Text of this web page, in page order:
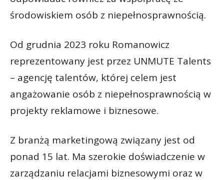
środowiskiem osób z niepełnosprawnością.
Od grudnia 2023 roku Romanowicz
reprezentowany jest przez UNMUTE Talents
– agencję talentów, której celem jest
angażowanie osób z niepełnosprawnością w
projekty reklamowe i biznesowe.
Z branżą marketingową związany jest od
ponad 15 lat. Ma szerokie doświadczenie w
zarządzaniu relacjami biznesowymi oraz w